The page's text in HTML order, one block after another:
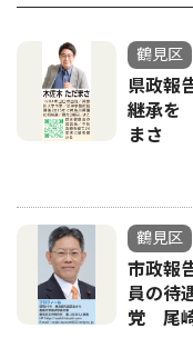
鶴見区
県政報
継承を
まさ
鶴見区
市政報
員の待
党 尾